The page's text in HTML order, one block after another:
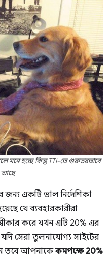
মনে হচ্ছে কিন্তু TTI-তে গুরুতরভাবে
আছে
একটি ভাল নির্দেশিকা
যে ব্যবহারকারীরা
করে যখন এটি 20% এর
সেরা তুলনাযোগ্য সাইটের
তবে আপনাকেকমপক্ষে 20%